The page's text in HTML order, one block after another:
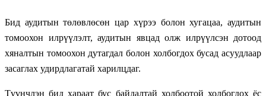
Бид аудитын төлөвлөсөн цар хүрээ болон хугацаа, аудитын
томоохон илрүүлэлт, аудитын явцад олж илрүүлсэн дотоод
хяналтын томоохон дутагдал болон холбогдох бусад асуудлаар
засаглах удирдлагатай харилцдаг.
Түүнчлэн бид хараат бус байдалтай холбоотой холбогдох ёс